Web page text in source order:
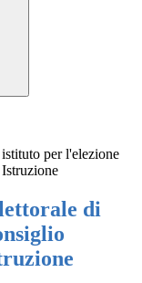
per l'elezione
di